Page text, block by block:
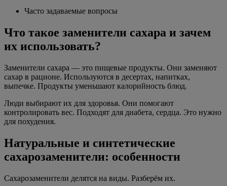
Часто задаваемые вопросы
Что такое заменители сахара и зачем
их использовать?
Заменители сахара — это пищевые продукты. Они заменяют
сахар в рационе. Используются в десертах, напитках,
выпечке. Продукты уменьшают калорийность блюд.
Люди выбирают их для здоровья. Они помогают
контролировать вес. Подходят для диабета, сердца. Это нужно
для похудения.
Натуральные и синтетические
сахарозаменители: особенности
Сахарозаменители делятся на виды. Разберём их.